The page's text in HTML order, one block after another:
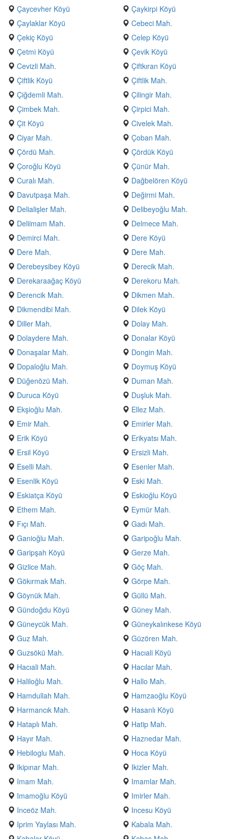
Çaycevher Köyü
Çaykirpi Köyü
Çaylaklar Köyü
Cebeci Mah.
Çekiç Köyü
Celep Köyü
Çetmi Köyü
Çevik Köyü
Cevizli Mah.
Çiftkıran Köyü
Çiftlik Köyü
Çiftlik Mah.
Çiğdemli Mah.
Çilingir Mah.
Çimbek Mah.
Çirpici Mah.
Çit Köyü
Civelek Mah.
Ciyar Mah.
Çoban Mah.
Çördü Mah.
Çördük Köyü
Çoroğlu Köyü
Çünür Mah.
Curalı Mah.
Dağbelören Köyü
Davutpaşa Mah.
Değirmi Mah.
Delialişler Mah.
Delibeyoğlu Mah.
Deliimam Mah.
Delmece Mah.
Demirci Mah.
Dere Köyü
Dere Mah.
Dere Mah.
Derebeysibey Köyü
Derecik Mah.
Derekaraağaç Köyü
Derekoru Mah.
Derencik Mah.
Dikmen Mah.
Dikmendibi Mah.
Dilek Köyü
Diller Mah.
Dolay Mah.
Dolaydere Mah.
Donalar Köyü
Donaşalar Mah.
Dongin Mah.
Dopaloğlu Mah.
Doymuş Köyü
Düğenözü Mah.
Duman Mah.
Duruca Köyü
Duşluk Mah.
Ekşioğlu Mah.
Ellez Mah.
Emir Mah.
Emirler Mah.
Erik Köyü
Erikyatsı Mah.
Ersil Köyü
Ersizli Mah.
Eselli Mah.
Esenler Mah.
Esenlik Köyü
Eski Mah.
Eskiatça Köyü
Eskioğlu Köyü
Ethem Mah.
Eymür Mah.
Fıçı Mah.
Gadı Mah.
Ganioğlu Mah.
Garipoğlu Mah.
Garipşah Köyü
Gerze Mah.
Gizlice Mah.
Göç Mah.
Gökırmak Mah.
Görpe Mah.
Göynük Mah.
Güllü Mah.
Gündoğdu Köyü
Güney Mah.
Güneycük Mah.
Güneykalınkese Köyü
Guz Mah.
Güzören Mah.
Guzsökü Mah.
Hacıali Köyü
Hacıali Mah.
Hacılar Mah.
Haliloğlu Mah.
Hallo Mah.
Hamdullah Mah.
Hamzaoğlu Köyü
Harmancık Mah.
Hasanlı Köyü
Hataplı Mah.
Hatip Mah.
Hayır Mah.
Haznedar Mah.
Hebiloglu Mah.
Hoca Köyü
Ikipınar Mah.
Ikizler Mah.
Imam Mah.
Imamlar Mah.
Imamoğlu Köyü
Imirler Mah.
Inceöz Mah.
Incesu Köyü
Iprim Yaylası Mah.
Kabala Mah.